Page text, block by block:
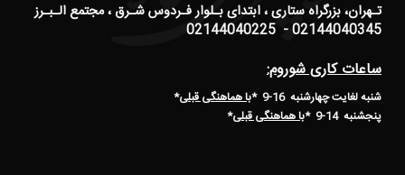
تـهران، بزرگراه ستاری ، ابتدای بـلوار فـردوس شـرق ، مجتمع الـبـرز
02144040345 - 02144040225
ساعات کاری شوروم:
شنبه لغایت چهارشنبه 16-9 * با هماهنگی قبلی*
پنجشنبه 14-9
*با هماهنگی قبلی*